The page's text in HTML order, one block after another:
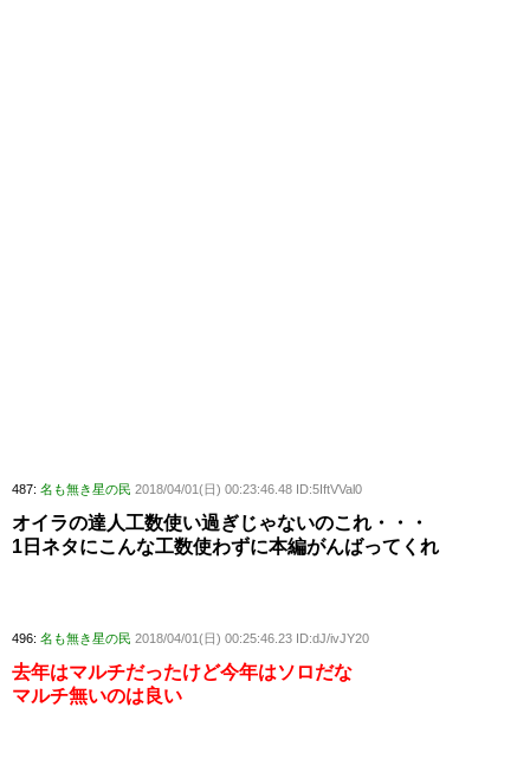
487: 名も無き星の民 2018/04/01(日) 00:23:46.48 ID:5IftVVal0
オイラの達人工数使い過ぎじゃないのこれ・・・
1日ネタにこんな工数使わずに本編がんばってくれ
496: 名も無き星の民 2018/04/01(日) 00:25:46.23 ID:dJ/ivJY20
去年はマルチだったけど今年はソロだな
マルチ無いのは良い